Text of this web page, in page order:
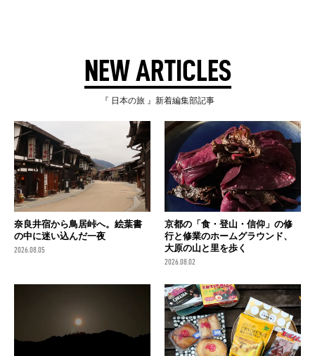
NEW ARTICLES
『 日本の旅 』新着編集部記事
奈良井宿から鳥居峠へ。絵葉書
の中に迷い込んだ一夜
2026.08.05
京都の「食・登山・信仰」の修
行と修業のホームグラウンド、
大原の山と里を歩く
2026.08.02